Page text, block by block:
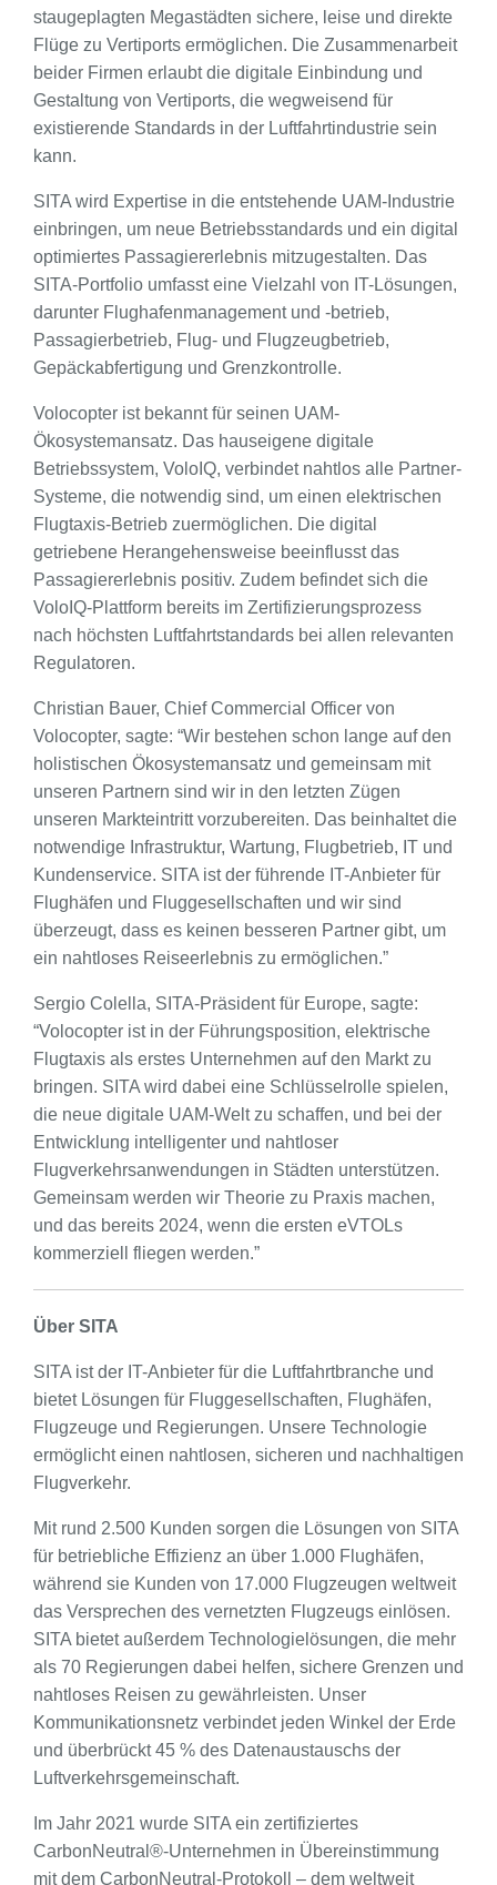
staugeplagten Megastädten sichere, leise und direkte
Flüge zu Vertiports ermöglichen. Die Zusammenarbeit
beider Firmen erlaubt die digitale Einbindung und
Gestaltung von Vertiports, die wegweisend für
existierende Standards in der Luftfahrtindustrie sein
kann.
SITA wird Expertise in die entstehende UAM-Industrie
einbringen, um neue Betriebsstandards und ein digital
optimiertes Passagiererlebnis mitzugestalten. Das
SITA-Portfolio umfasst eine Vielzahl von IT-Lösungen,
darunter Flughafenmanagement und -betrieb,
Passagierbetrieb, Flug- und Flugzeugbetrieb,
Gepäckabfertigung und Grenzkontrolle.
Volocopter ist bekannt für seinen UAM-
Ökosystemansatz. Das hauseigene digitale
Betriebssystem, VoloIQ, verbindet nahtlos alle Partner-
Systeme, die notwendig sind, um einen elektrischen
Flugtaxis-Betrieb zuermöglichen. Die digital
getriebene Herangehensweise beeinflusst das
Passagiererlebnis positiv. Zudem befindet sich die
VoloIQ-Plattform bereits im Zertifizierungsprozess
nach höchsten Luftfahrtstandards bei allen relevanten
Regulatoren.
Christian Bauer, Chief Commercial Officer von
Volocopter, sagte: “Wir bestehen schon lange auf den
holistischen Ökosystemansatz und gemeinsam mit
unseren Partnern sind wir in den letzten Zügen
unseren Markteintritt vorzubereiten. Das beinhaltet die
notwendige Infrastruktur, Wartung, Flugbetrieb, IT und
Kundenservice. SITA ist der führende IT-Anbieter für
Flughäfen und Fluggesellschaften und wir sind
überzeugt, dass es keinen besseren Partner gibt, um
ein nahtloses Reiseerlebnis zu ermöglichen.”
Sergio Colella, SITA-Präsident für Europe, sagte:
“Volocopter ist in der Führungsposition, elektrische
Flugtaxis als erstes Unternehmen auf den Markt zu
bringen. SITA wird dabei eine Schlüsselrolle spielen,
die neue digitale UAM-Welt zu schaffen, und bei der
Entwicklung intelligenter und nahtloser
Flugverkehrsanwendungen in Städten unterstützen.
Gemeinsam werden wir Theorie zu Praxis machen,
und das bereits 2024, wenn die ersten eVTOLs
kommerziell fliegen werden.”
Über SITA
SITA ist der IT-Anbieter für die Luftfahrtbranche und
bietet Lösungen für Fluggesellschaften, Flughäfen,
Flugzeuge und Regierungen. Unsere Technologie
ermöglicht einen nahtlosen, sicheren und nachhaltigen
Flugverkehr.
Mit rund 2.500 Kunden sorgen die Lösungen von SITA
für betriebliche Effizienz an über 1.000 Flughäfen,
während sie Kunden von 17.000 Flugzeugen weltweit
das Versprechen des vernetzten Flugzeugs einlösen.
SITA bietet außerdem Technologielösungen, die mehr
als 70 Regierungen dabei helfen, sichere Grenzen und
nahtloses Reisen zu gewährleisten. Unser
Kommunikationsnetz verbindet jeden Winkel der Erde
und überbrückt 45 % des Datenaustauschs der
Luftverkehrsgemeinschaft.
Im Jahr 2021 wurde SITA ein zertifiziertes
CarbonNeutral®-Unternehmen in Übereinstimmung
mit dem CarbonNeutral-Protokoll – dem weltweit